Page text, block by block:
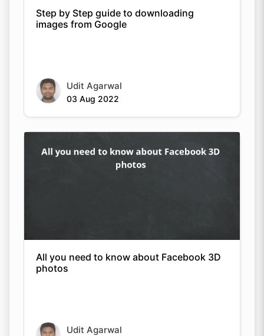
Step by Step guide to downloading
images from Google
Udit Agarwal
03 Aug 2022
All you need to know about Facebook 3D
photos
Udit Agarwal